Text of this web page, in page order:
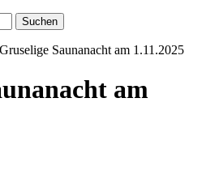
Suchen
Gruselige Saunanacht am 1.11.2025
am